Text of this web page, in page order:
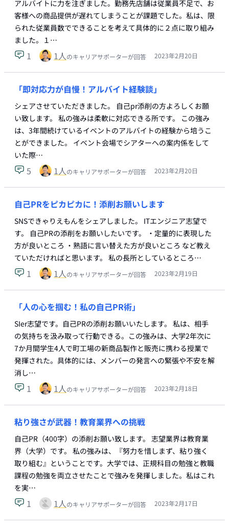
アルバイトに力を注ぎました。勤務先店舗は従業員不足で、お
客様への商品提供が遅れてしまうことが課題でした。私は、限
られた従業員数でできることを考えて具体的に２点に取り組み
ました。１…
1 1人のキャリアサポーターが回答 2023年2月20日
「即対応力が自慢！アルバイト経験談」
シェアさせていただきました。 自己pr添削の方よろしくお願
い致します。 私の強みは柔軟に対応できる所です。 この強み
は、3年間続けているイベントのアルバイトの経験から培うこ
とができました。 イベント会場でシアターへの案内係をして
いた際…
5 1人のキャリアサポーターが回答 2023年2月20日
自己PRをピカピカに！添削お願いします
SNSできゃりえもんをシェアしました。 ITエンジニア志望で
す。 自己PRの添削をお願いしたいです。 ・定量的に表現した
方が良いところ ・熟語に言い替えた方が良いところ など教え
ていただければと思います。 私の長所としているところ…
1 1人のキャリアサポーターが回答 2023年2月19日
「人の心を掴む！私の自己PR術」
SIer志望です。自己PRの添削お願いいたします。 私は、相手
の気持ちを汲み取って行動できる。この強みは、大学2年次に
7か月間学生4人で町工場の新商品製作と販売に携わる授業で
発揮された。具体的には、メンバーの発言への緊張や不安を解
消し…
1 1人のキャリアサポーターが回答 2023年2月18日
粘り強さが武器！教育業界への挑戦
自己PR（400字）の添削お願い致します。 志望業界は教育業
界（大学）です。 私の強みは、『努力を惜しまず、粘り強く
取り組む』ということです。大学では、正規科目の勉強と教職
課程の勉強を両立させたことで強みを発揮しました。私はこれ
を実…
1 1人のキャリアサポーターが回答 2023年2月17日